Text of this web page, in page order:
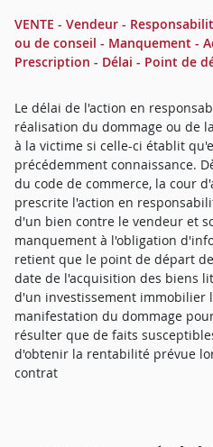
VENTE - Vendeur -
ou de conseil - Manquement -
Prescription - Délai - Point de
Le délai de l'action en
réalisation du dommage ou de
à la victime si celle-ci établit
précédemment connaissance.
du code de commerce, la cour
prescrite l'action en
d'un bien contre le vendeur et
manquement à l'obligation
retient que le point de départ
date de l'acquisition des biens
d'un investissement immobilier
manifestation du dommage
résulter que de faits
d'obtenir la rentabilité prévue
contrat